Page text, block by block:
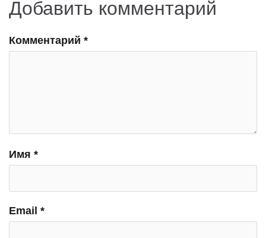
Добавить комментарий
Комментарий *
Имя *
Email *